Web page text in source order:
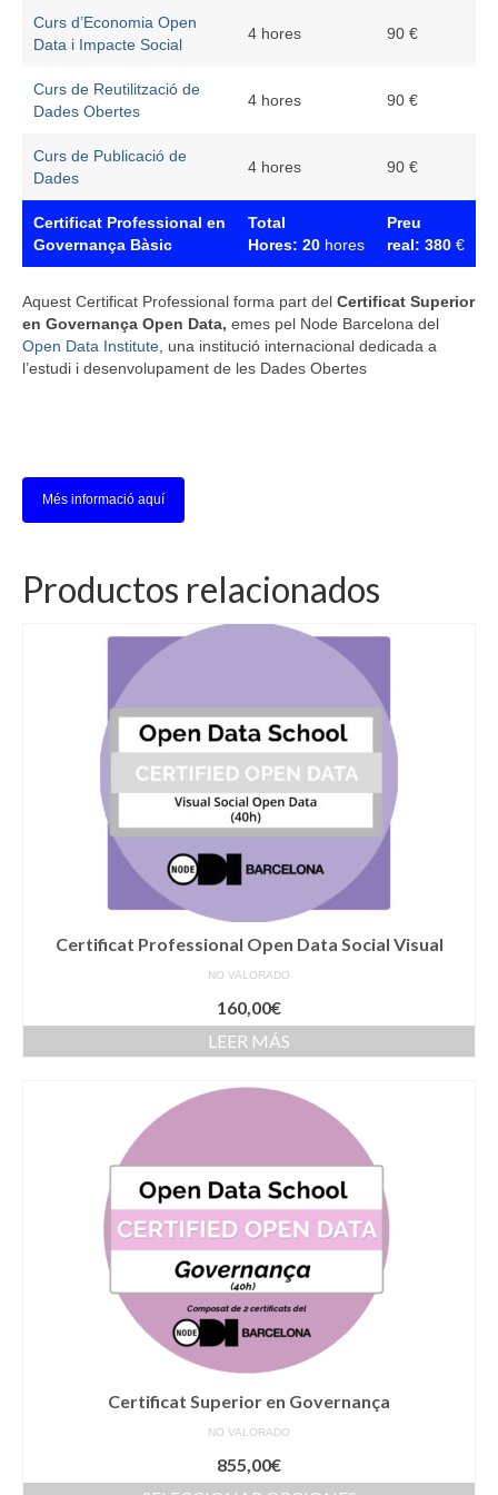
Curs d’Economia Open
Data i Impacte Social
4 hores 90 €
Curs de Reutilització de
Dades Obertes
4 hores 90 €
Curs de Publicació de
Dades
4 hores 90 €
Certificat Professional en
Governança Bàsic
Total
Hores: 20 hores
Preu
real: 380 €
Aquest Certificat Professional forma part del Certificat Superior
en Governança Open Data, emes pel Node Barcelona del
Open Data Institute, una institució internacional dedicada a
l’estudi i desenvolupament de les Dades Obertes
Més informació aquí
Productos relacionados
Certificat Professional Open Data Social Visual
NO VALORADO
160,00€
LEER MÁS
Certificat Superior en Governança
NO VALORADO
855,00€